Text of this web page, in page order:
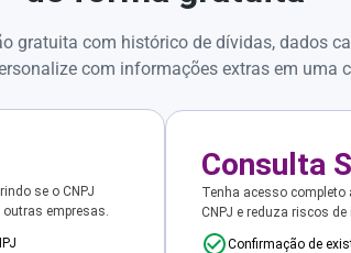
gratuita com histórico de dívidas, dados
com informações extras em uma
se o CNPJ
empresas.
Consulta
Tenha acesso
CNPJ e reduza riscos de
Confirmação de